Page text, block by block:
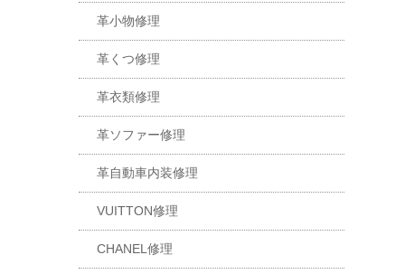
革小物修理
革くつ修理
革衣類修理
革ソファー修理
革自動車内装修理
VUITTON修理
CHANEL修理